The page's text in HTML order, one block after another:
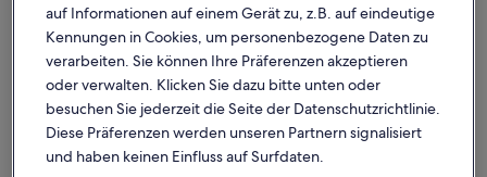
Karte
Weitere Informationen zu Jægersborggade. Wird in einem
auf Informationen auf einem Gerät zu, z.B. auf eindeutige
Kennungen in Cookies, um personenbezogene Daten zu
verarbeiten. Sie können Ihre Präferenzen akzeptieren
oder verwalten. Klicken Sie dazu bitte unten oder
besuchen Sie jederzeit die Seite der Datenschutzrichtlinie.
Diese Präferenzen werden unseren Partnern signalisiert
und haben keinen Einfluss auf Surfdaten.